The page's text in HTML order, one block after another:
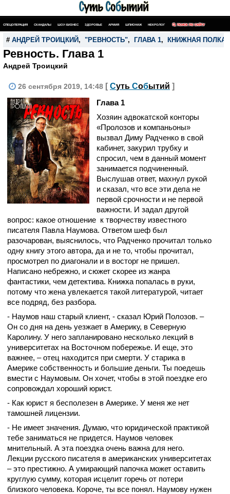
СПЕЦОПЕРАЦИЯ СКАНДАЛЫ ШОУ-БИЗНЕС ЗДОРОВЬЕ АРМИЯ ШПИОНАЖ НЕКРОЛОГ ПОИСК ПО САЙТУ
# АНДРЕЙ ТРОИЦКИЙ , "РЕВНОСТЬ", ГЛАВА 1, КНИЖНАЯ ПОЛКА
Ревность. Глава 1
Андрей Троицкий
26 сентября 2019, 14:48 [ Суть Событий ]
Глава 1
Хозяин адвокатской конторы
«Пролозов и компаньоны»
вызвал Диму Радченко в свой
кабинет, закурил трубку и
спросил, чем в данный момент
занимается подчиненный.
Выслушав ответ, махнул рукой
и сказал, что все эти дела не
первой срочности и не первой
важности. И задал другой
вопрос: какое отношение к творчеству известного
писателя Павла Наумова. Ответом шеф был
разочарован, выяснилось, что Радченко прочитал только
одну книгу этого автора, да и не то, чтобы прочитал,
просмотрел по диагонали и в восторг не пришел.
Написано небрежно, и сюжет скорее из жанра
фантастики, чем детектива. Книжка попалась в руки,
потому что жена увлекается такой литературой, читает
все подряд, без разбора.
- Наумов наш старый клиент, - сказал Юрий Полозов. –
Он со дня на день уезжает в Америку, в Северную
Каролину. У него запланировано несколько лекций в
университетах на Восточном побережье. И еще, это
важнее, – отец находится при смерти. У старика в
Америке собственность и большие деньги. Ты поедешь
вмести с Наумовым. Он хочет, чтобы в этой поездке его
сопровождал хороший юрист.
- Как юрист я бесполезен в Америке. У меня же нет
тамошней лицензии.
- Не имеет значения. Думаю, что юридической практикой
тебе заниматься не придется. Наумов человек
мнительный. А эта поездка очень важна для него.
Лекции русского писателя в американских университетах
– это престижно. А умирающий папочка может оставить
круглую сумму, которая исцелит горечь от потери
близкого человека. Короче, ты все понял. Наумову нужен